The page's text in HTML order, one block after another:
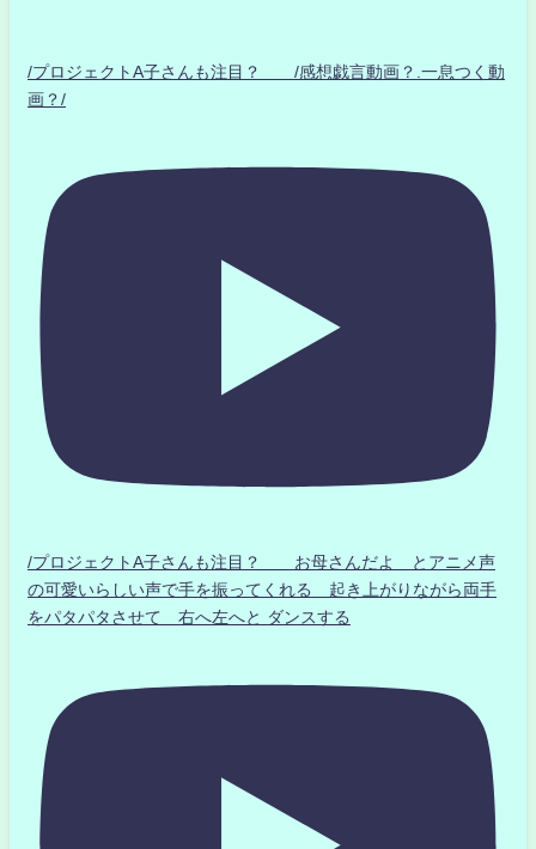
/プロジェクトA子さんも注目？ /感想戯言動画？.一息つく動
画？/
/プロジェクトA子さんも注目？ お母さんだよ とアニメ声
の可愛いらしい声で手を振ってくれる 起き上がりながら両手
をパタパタさせて 右へ左へと ダンスする